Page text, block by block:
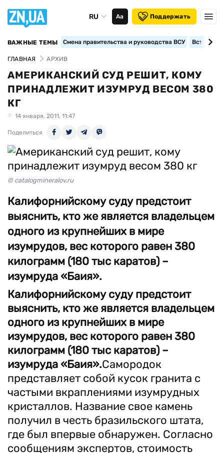
RU Аа Поддержать
ВАЖНЫЕ ТЕМЫ Смена правительства и руководства ВСУ
ГЛАВНАЯ АРХИВ
АМЕРИКАНСКИЙ СУД РЕШИТ, КОМУ
ПРИНАДЛЕЖИТ ИЗУМРУД ВЕСОМ 380
КГ
14 января, 2011, 11:47
Поделиться
© catalogmineralov.ru
Калифорнийскому суду предстоит
выяснить, кто же является владельцем
одного из крупнейших в мире
изумрудов, вес которого равен 380
килограмм (180 тыс каратов) –
изумруда «Баия».
Калифорнийскому суду предстоит
выяснить, кто же является владельцем
одного из крупнейших в мире
изумрудов, вес которого равен 380
килограмм (180 тыс каратов) –
изумруда «Баия».Самородок
представляет собой кусок гранита с
частыми вкраплениями изумрудных
кристаллов. Название свое камень
получил в честь бразильского штата,
где был впервые обнаружен. Согласно
сообщениям экспертов, стоимость